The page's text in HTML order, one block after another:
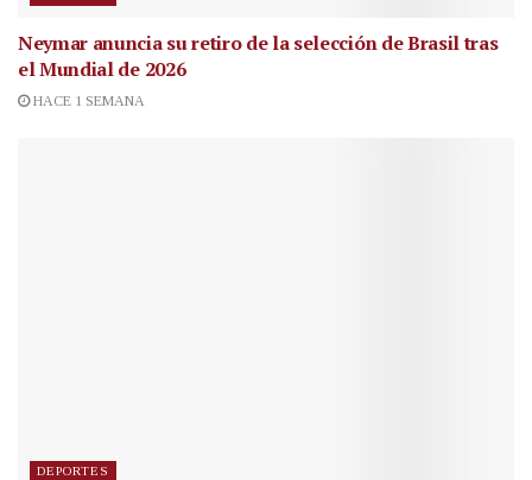
Neymar anuncia su retiro de la selección de Brasil tras
el Mundial de 2026
HACE 1 SEMANA
DEPORTES